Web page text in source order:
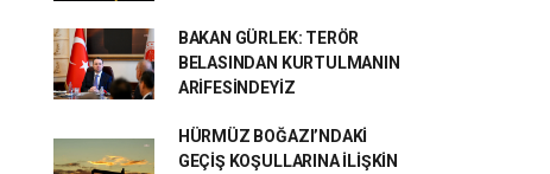
BAKAN GÜRLEK: TERÖR
BELASINDAN KURTULMANIN
ARİFESİNDEYİZ
HÜRMÜZ BOĞAZI’NDAKİ
GEÇİŞ KOŞULLARINA İLİŞKİN